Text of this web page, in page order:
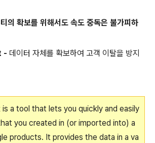
의 확보를 위해서도 속도 중독은 불가피하
- 데이터 자체를 확보하여 고객 이탈을 방지
a tool that lets you quickly and easily
you created in (or imported into) a
products. It provides the data in a va